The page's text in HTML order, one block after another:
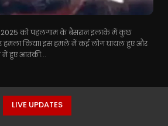
को पहलगाम के बैसरान इलाके में कुछ
हमला किया। इस हमले में कई लोग घायल हुए और
में हुए आतंकी...
LIVE UPDATES